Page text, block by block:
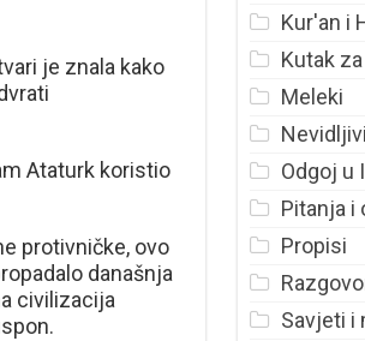
je znala kako
Ataturk koristio
protivničke, ovo
današnja
civilizacija
Kur'an i
Kutak
Meleki
Odgoj u
Pitanja i
Propisi
Savjeti i